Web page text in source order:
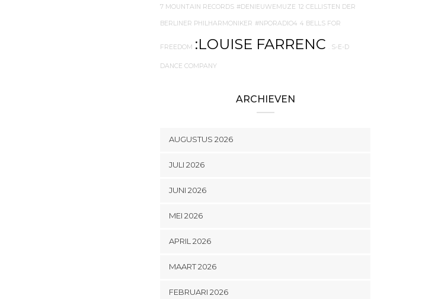
7 MOUNTAIN RECORDS #DENIEUWEMUZE 12 CELLISTEN DER
BERLINER PHILHARMONIKER #NPORADIO4 4 BELLS FOR
FREEDOM :LOUISE FARRENC . S-E-D
DANCE COMPANY
ARCHIEVEN
AUGUSTUS 2026
JULI 2026
JUNI 2026
MEI 2026
APRIL 2026
MAART 2026
FEBRUARI 2026